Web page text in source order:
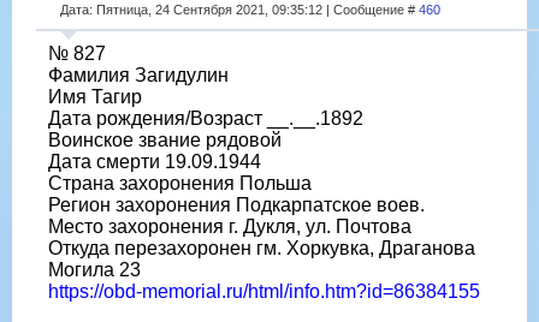
Дата: Пятница, 24 Сентября 2021, 09:35:12 | Сообщение # 460
№ 827
Фамилия Загидулин
Имя Тагир
Дата рождения/Возраст __.__.1892
Воинское звание рядовой
Дата смерти 19.09.1944
Страна захоронения Польша
Регион захоронения Подкарпатское воев.
Место захоронения г. Дукля, ул. Почтова
Откуда перезахоронен гм. Хоркувка, Драганова
Могила 23
https://obd-memorial.ru/html/info.htm?id=86384155